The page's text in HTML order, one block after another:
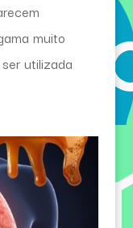
muito
utilizada